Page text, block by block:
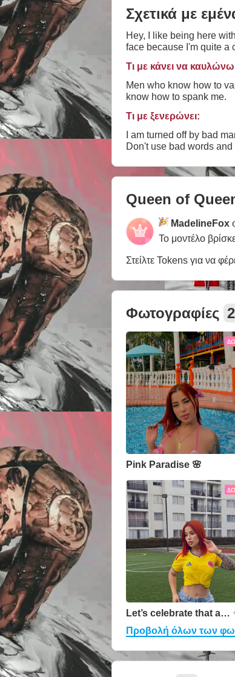
Σχετικά με
Hey, I like being here
face because I'm quite a
Τι με κάνει να
Men who know how to
know how to spank me.
Τι με ξενερώνει:
I am turned off by bad
Queen of
MadelineFox
Το μοντέλο
Στείλτε Tokens για να
Φωτογραφίες
Pink Paradise 🌸
Let’s celebrate that achievement together.
Προβολή όλων των